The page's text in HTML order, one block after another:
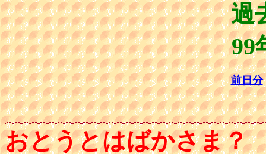
過
99
前日分
おとうとはばかさま？